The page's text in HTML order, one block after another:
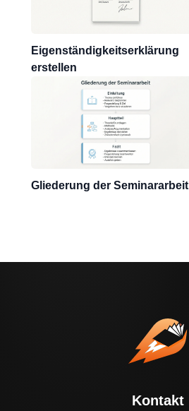
Eigenständigkeitserklärung
erstellen
Gliederung der Seminararbeit
Kontakt